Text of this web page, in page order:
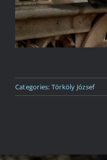
Categories: Törköly József